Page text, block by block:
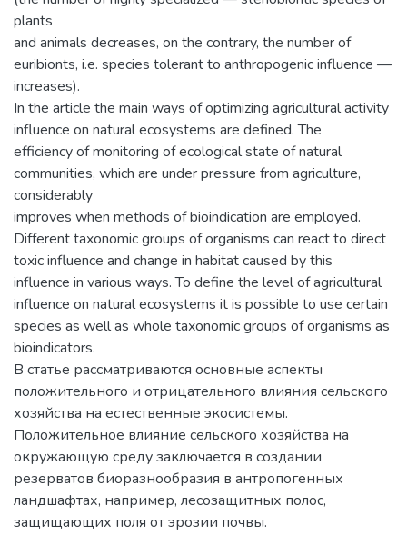
plants
and animals decreases, on the contrary, the number of
euribionts, i.е. species tolerant to anthropogenic influence —
increases).
In the article the main ways of optimizing agricultural activity
influence on natural ecosystems are defined. The
efficiency of monitoring of ecological state of natural
communities, which are under pressure from agriculture,
considerably
improves when methods of bioindication are employed.
Different taxonomic groups of organisms can react to direct
toxic influence and change in habitat caused by this
influence in various ways. To define the level of agricultural
influence on natural ecosystems it is possible to use certain
species as well as whole taxonomic groups of organisms as
bioindicators.
В статье рассматриваются основные аспекты
положительного и отрицательного влияния сельского
хозяйства на естественные экосистемы.
Положительное влияние сельского хозяйства на
окружающую среду заключается в создании
резерватов биоразнообразия в антропогенных
ландшафтах, например, лесозащитных полос,
защищающих поля от эрозии почвы.